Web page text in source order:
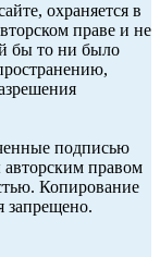
охраняется в
праве и не
бы то ни было
подписью
правом
Копирование
запрещено.